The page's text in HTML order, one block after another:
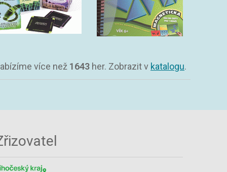
více než 1643 her. Zobrazit v katalogu.